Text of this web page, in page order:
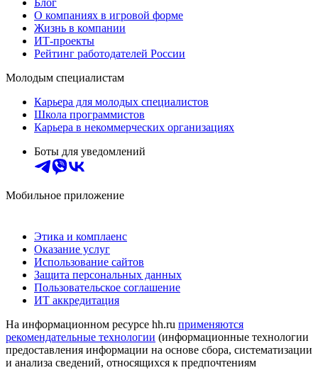
О компаниях в игровой форме
Жизнь в компании
ИТ-проекты
Рейтинг работодателей России
Молодым специалистам
Карьера для молодых специалистов
Школа программистов
Карьера в некоммерческих организациях
Боты для уведомлений
Мобильное приложение
Этика и комплаенс
Оказание услуг
Использование сайтов
Защита персональных данных
Пользовательское соглашение
ИТ аккредитация
На информационном ресурсе hh.ru применяются
рекомендательные технологии (информационные технологии
предоставления информации на основе сбора, систематизации
и анализа сведений, относящихся к предпочтениям